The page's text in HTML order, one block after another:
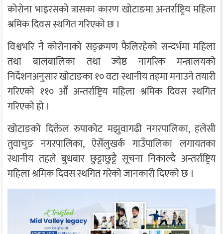
कोरोना भाइरसको त्रासका कारण खोटाङमा अन्तर्राष्ट्रिय महिला
श्रमिक दिवस स्थगित गरिएको छ ।
विश्वभरि नै कोरोनाको सङ्क्रमण फैलिरहेको सन्दर्भमा महिला
तथा बालबालिका तथा ज्येष्ठ नागरिक मन्त्रालयको
निर्देशनअनुसार खोटाङका १० वटा स्थानीय तहमा मनाउने तयारी
गरिएको ११० औँ अन्तर्राष्ट्रिय महिला श्रमिक दिवस स्थगित
गरिएको हो ।
खोटाङको दिक्तेल रुपाकोट मझुवागढी नगरपालिका, हलेसी
तुवाचुङ नगरपालिका, ऐसेँलुखर्क गाउँपालिका लगायतका
स्थानीय तहले बुधबार छुट्टाछुट्टै सूचना निकाल्दै अन्तर्राष्ट्रिय
महिला श्रमिक दिवस स्थगित गरेको जानकारी दिएको छ ।